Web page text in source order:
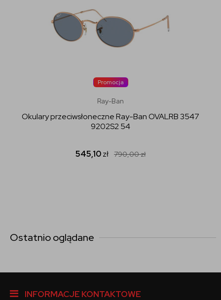
Promocja
Ray-Ban
Okulary przeciwsłoneczne Ray-Ban OVALRB 3547
9202S2 54
545,10zł 790,00zł
Ostatnio oglądane
INFORMACJE KONTAKTOWE